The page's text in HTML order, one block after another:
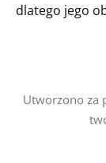
dlatego jego
Utworzono za